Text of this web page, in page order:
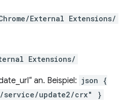
External Extensions/
Extensions/
an. Beispiel: json {
service/update2/crx" }